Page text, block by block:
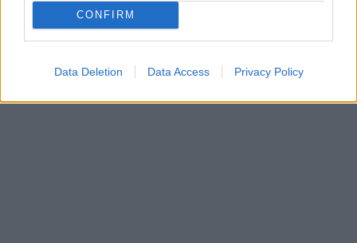
CONFIRM
Data Deletion Data Access Privacy Policy
ΔΙΑΦΗΜΙΣΗ